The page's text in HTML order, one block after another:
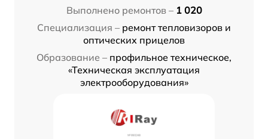
Выполнено ремонтов – 1 020
Специализация – ремонт тепловизоров и
оптических прицелов
Образование – профильное техническое,
«Техническая эксплуатация
электрооборудования»